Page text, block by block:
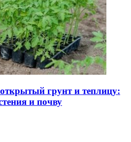
грунт и теплицу:
и почву